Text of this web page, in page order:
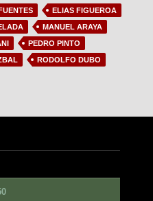
ELIAS FIGUEROA
MANUEL ARAYA
PEDRO PINTO
RODOLFO DUBO